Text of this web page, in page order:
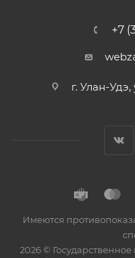
+7
г. Улан-
Имеются
2026 ©